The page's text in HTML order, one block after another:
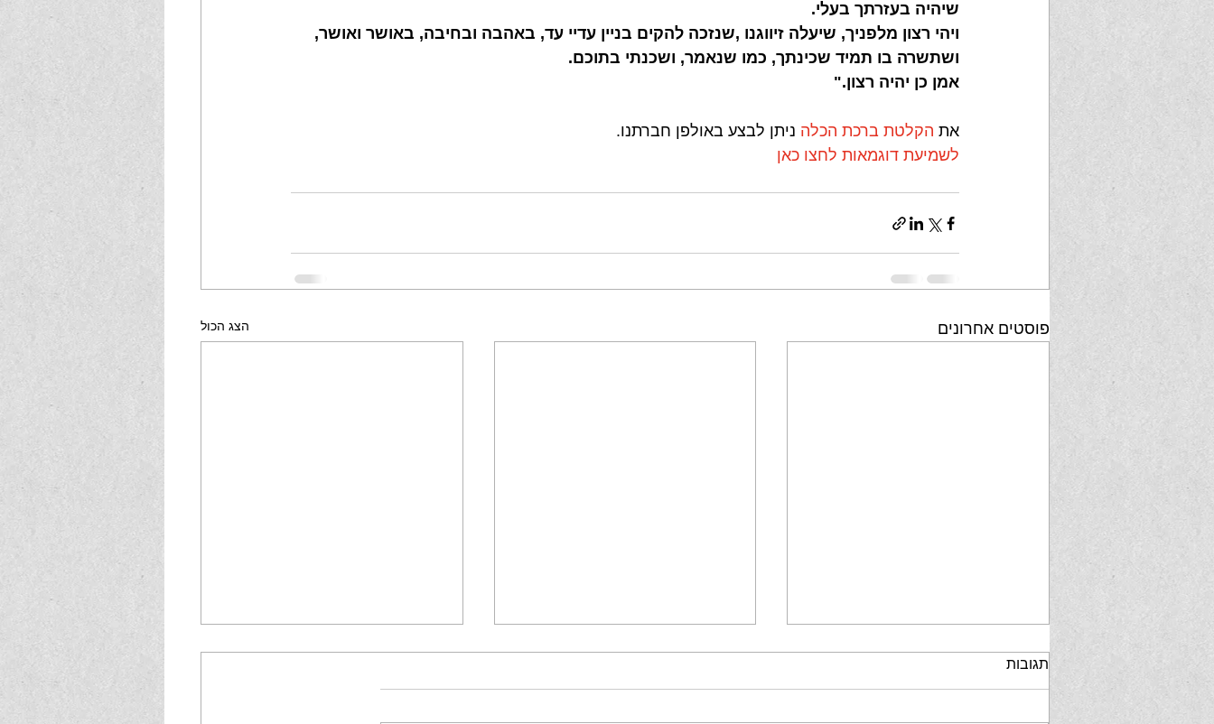
שיהיה בעזרתך בעלי.
ויהי רצון מלפניך, שיעלה זיווגנו ,שנזכה להקים בניין עדיי עד, באהבה ובחיבה, באושר ואושר,
ושתשרה בו תמיד שכינתך, כמו שנאמר, ושכנתי בתוכם.
אמן כן יהיה רצון."
את הקלטת ברכת הכלה ניתן לבצע באולפן חברתנו.
לשמיעת דוגמאות לחצו כאן
פוסטים אחרונים הצג הכול
תגובות